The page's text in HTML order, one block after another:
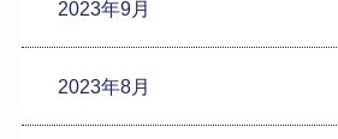
2023年9月
2023年8月